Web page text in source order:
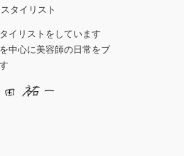
タイリスト
イリストをしています
中心に美容師の日常をブ